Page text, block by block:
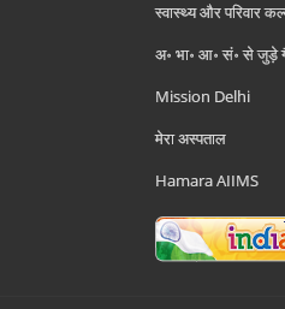
स्वास्थ्य और परिवार
अ॰ भा॰ आ॰ सं॰ से जुड़े
Mission Delhi
मेरा अस्पताल
Hamara AIIMS